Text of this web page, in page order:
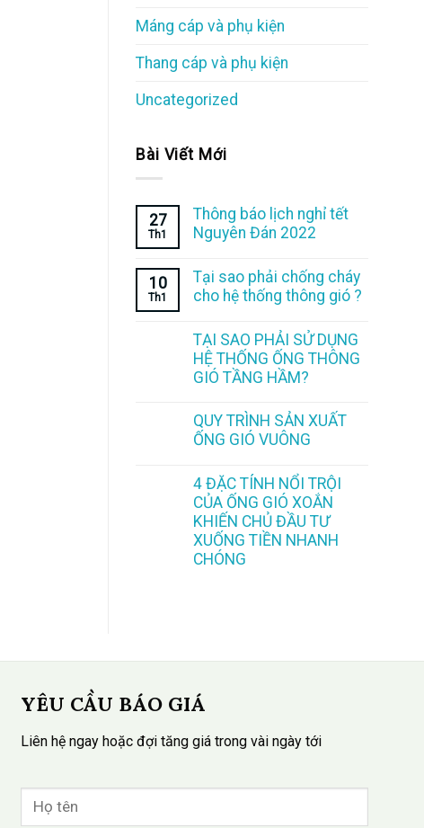
Máng cáp và phụ kiện
Thang cáp và phụ kiện
Uncategorized
Bài Viết Mới
27
Th1
Thông báo lịch nghỉ tết
Nguyên Đán 2022
10
Th1
Tại sao phải chống cháy
cho hệ thống thông gió ?
TẠI SAO PHẢI SỬ DỤNG
HỆ THỐNG ỐNG THÔNG
GIÓ TẦNG HẦM?
QUY TRÌNH SẢN XUẤT
ỐNG GIÓ VUÔNG
4 ĐẶC TÍNH NỔI TRỘI
CỦA ỐNG GIÓ XOẮN
KHIẾN CHỦ ĐẦU TƯ
XUỐNG TIỀN NHANH
CHÓNG
YÊU CẦU BÁO GIÁ
Liên hệ ngay hoặc đợi tăng giá trong vài ngày tới